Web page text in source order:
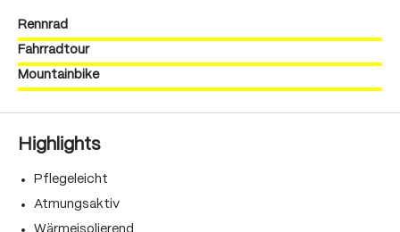
Rennrad
Fahrradtour
Mountainbike
Highlights
Pflegeleicht
Atmungsaktiv
Wärmeisolierend